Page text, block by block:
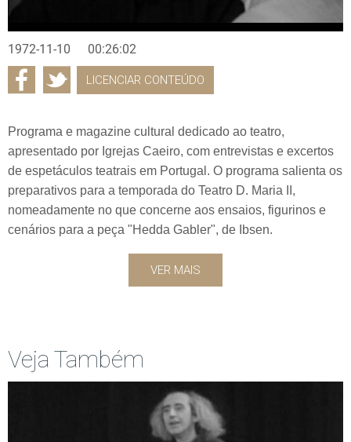
1972-11-10 00:26:02
LICENCIAR CONTEÚDO
Programa e magazine cultural dedicado ao teatro,
apresentado por Igrejas Caeiro, com entrevistas e excertos
de espetáculos teatrais em Portugal. O programa salienta os
preparativos para a temporada do Teatro D. Maria II,
nomeadamente no que concerne aos ensaios, figurinos e
cenários para a peça "Hedda Gabler", de Ibsen.
VER MAIS
Veja Também